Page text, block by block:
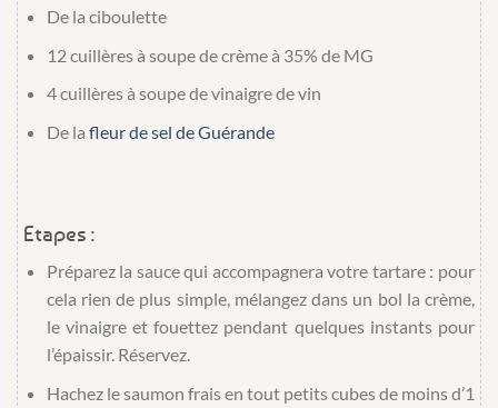
De la ciboulette
12 cuillères à soupedecrème à 35% de MG
4 cuillères à soupedevinaigre de vin
De la fleur de sel de Guérande
Etapes :
Préparez la sauce qui accompagnera votre tartare : pour
cela rien de plus simple, mélangez dans un bol la crème,
le vinaigre et fouettez pendant quelques instants pour
l’épaissir. Réservez.
Hachez le saumon frais en tout petits cubes de moins d’1